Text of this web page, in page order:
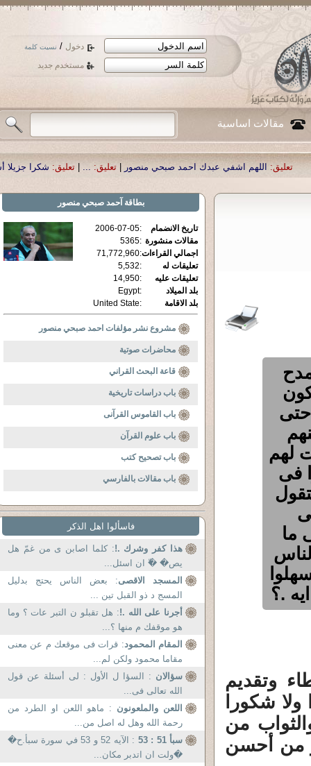
دخول / نسيت كلمة
مستخدم جديد
مقالات اساسية
اشفي عبدك احمد صبحي منصور تعليق: ...
|تعليق: شكرا جزيلا أستاذ حمد
لهم
فى
ما
.؟
وتقديم
شكورا
من
من أحسن
بطاقة آحمد صبحي منصور
تاريخ الانضمام :
2006-07-05
مقالات منشورة :
5365
اجمالي القراءات:
71,772,960
تعليقات له
:
5,532
تعليقات عليه
:
14,950
بلد الميلاد
:
Egypt
بلد الاقامة
:
United State
مشروع نشر مؤلفات احمد صبحي منصور
محاضرات صوتية
قاعة البحث القراني
باب دراسات تاريخية
باب القاموس القرآنى
باب علوم القرآن
باب تصحيح كتب
باب مقالات بالفارسي
فاسألوا اهل الذكر
هذا كفر وشرك .!: کلما اصابن ی من غمّ هل
یص� �ّ ان اسئل...
المسجد الاقصى: بعض الناس يحتج بدليل
المسج د ذو القبل تين ...
أجرنا على الله .!: هل تقبلو ن التبر عات ؟ وما
هو موقفك م منها ؟...
المقام المحمود: قرات فى موقعك م عن معنى
مقاما محمود ولكن لم...
سؤالان : السؤا ل الأول : لى أسئلة عن قول
الله تعالى فى...
اللعن والملعونون : ماهو اللعن او الطرد من
رحمة الله وهل له اصل من...
سبأ 51 : 53
: الآيه 52 و 53 في سورة سبأ.ح�
�ولت ان اتدبر مكان...